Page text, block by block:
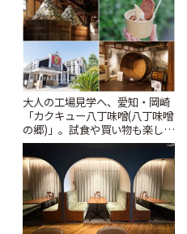
大人の工場見学へ、愛知・岡崎
「カクキュー八丁味噌(八丁味噌
の郷)」。試食や買い物も楽しみ
♪ | ことりっぷ